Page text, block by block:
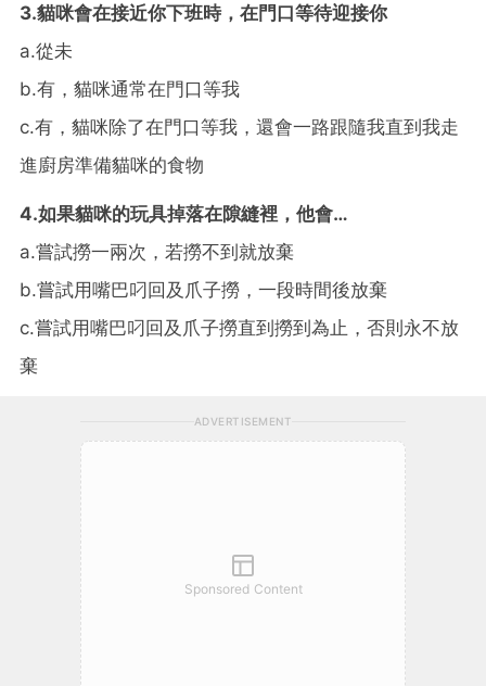
3.貓咪會在接近你下班時，在門口等待迎接你
a.從未
b.有，貓咪通常在門口等我
c.有，貓咪除了在門口等我，還會一路跟隨我直到我走
進廚房準備貓咪的食物
4.如果貓咪的玩具掉落在隙縫裡，他會…
a.嘗試撈一兩次，若撈不到就放棄
b.嘗試用嘴巴叼回及爪子撈，一段時間後放棄
c.嘗試用嘴巴叼回及爪子撈直到撈到為止，否則永不放
棄
ADVERTISEMENT
Sponsored Content